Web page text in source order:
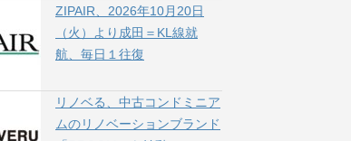
ZIPAIR、2026年10月20日
（火）より成田＝KL線就
航、毎日１往復
リノベる、中古コンドミニア
ムのリノベーションブランド